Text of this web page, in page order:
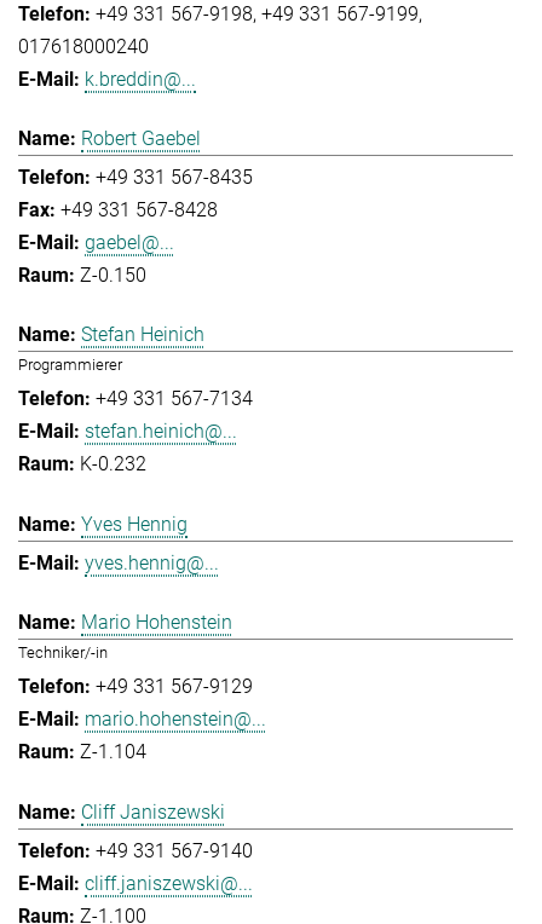
+49 331 567-9198 +49 331 567-9199
017618000240
k.breddin@...
Robert Gaebel
+49 331 567-8435
+49 331 567-8428
gaebel@...
Z-0.150
Stefan Heinich
Programmierer
+49 331 567-7134
stefan.heinich@...
K-0.232
Yves Hennig
yves.hennig@...
Mario Hohenstein
Techniker/-in
+49 331 567-9129
mario.hohenstein@...
Z-1.104
Cliff Janiszewski
+49 331 567-9140
cliff.janiszewski@...
Z-1.100